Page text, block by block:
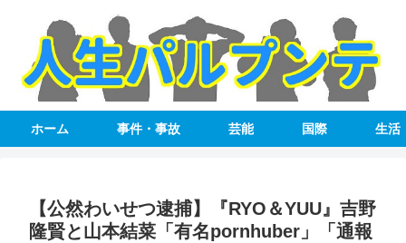
ホーム 事件・事故 芸能 国際 生活
【公然わいせつ逮捕】『RYO＆YUU』吉野
隆賢と山本結菜「有名pornhuber」「通報